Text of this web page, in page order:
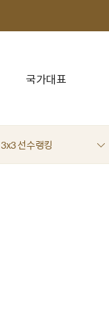
국가대표
3x3 선수랭킹